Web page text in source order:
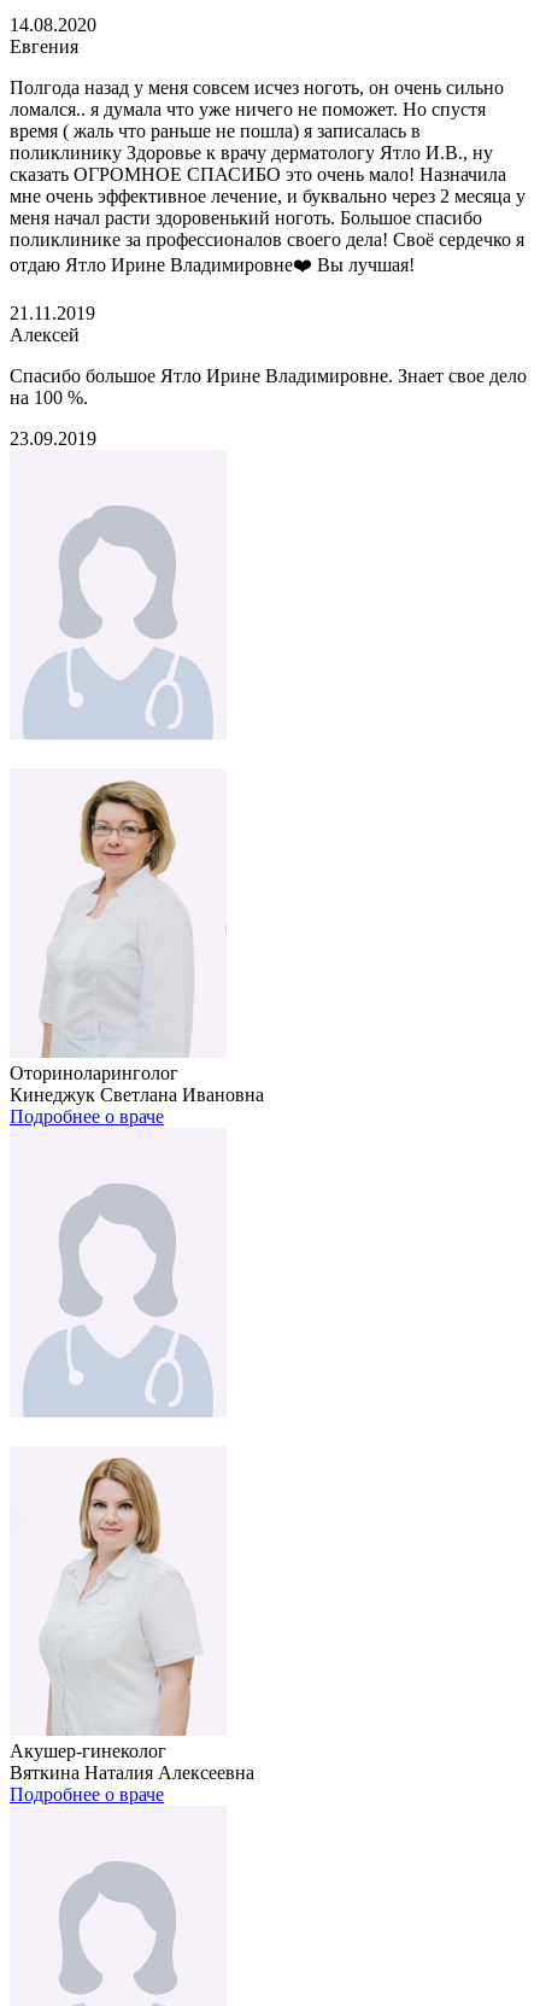
14.08.2020
Евгения
Полгода назад у меня совсем исчез ноготь, он очень сильно
ломался.. я думала что уже ничего не поможет. Но спустя
время ( жаль что раньше не пошла) я записалась в
поликлинику Здоровье к врачу дерматологу Ятло И.В., ну
сказать ОГРОМНОЕ СПАСИБО это очень мало! Назначила
мне очень эффективное лечение, и буквально через 2 месяца у
меня начал расти здоровенький ноготь. Большое спасибо
поликлинике за профессионалов своего дела! Своё сердечко я
отдаю Ятло Ирине Владимировне❤️ Вы лучшая!
21.11.2019
Алексей
Спасибо большое Ятло Ирине Владимировне. Знает свое дело
на 100 %.
23.09.2019
Оториноларинголог
Кинеджук Светлана Ивановна
Подробнее о враче
Акушер-гинеколог
Вяткина Наталия Алексеевна
Подробнее о враче